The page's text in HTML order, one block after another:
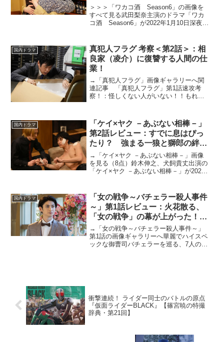
ストーリーネタバレあり）
＞＞＞「ワカコ酒 Season6」の画像を
すべて見る武田梨奈主演のドラマ「ワカ
コ酒 Season6」が2022年1月10日深夜、
「ワカコ酒」（月刊コミックゼノン...
国内ドラマ
真犯人フラグ 考察＜第2話＞：相
良家（凌介）に復讐する人間の仕
業！
→「真犯人フラグ」画像ギャラリーへ関
連記事 「真犯人フラグ」第1話速攻考
察！：怪しくない人がいない！！もれな
系）「真犯人フラグ」が2021年10月10日
（日）放送ス...
国内ドラマ
「ケイ×ヤク －あぶない相棒－」
第2話レビュー：すでに息はぴっ
たり？ 強まる一狼と獅郎の絆
（※ストーリーネタバレあり）
→「ケイ×ヤク －あぶない相棒－」画像
を見る（8点）鈴木伸之、犬飼貴丈出演の
「ケイ×ヤク －あぶない相棒－」が2022
原作漫画を実写化した作品だ。公安警察
の捜査官...
国内ドラマ
「女の戦争～バチェラー殺人事件
～」第1話レビュー：火花散る、
「女の戦争」の幕が上がった！最
後に選ばれるのはいったい誰なの
か！（※ストーリーネタバレあ
り）
→「女の戦争～バチェラー殺人事件～」
第1話の画像ギャラリーへ華麗でハイスペ
ックな御曹司バチェラーを巡る、7人の女
衝撃連続！ ライダー同士のバトルの原点
『仮面ライダーBLACK』【篠宮暁の特撮
辞典・第21回】